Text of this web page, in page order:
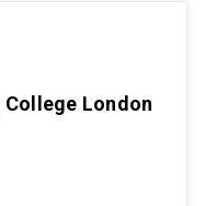
College London